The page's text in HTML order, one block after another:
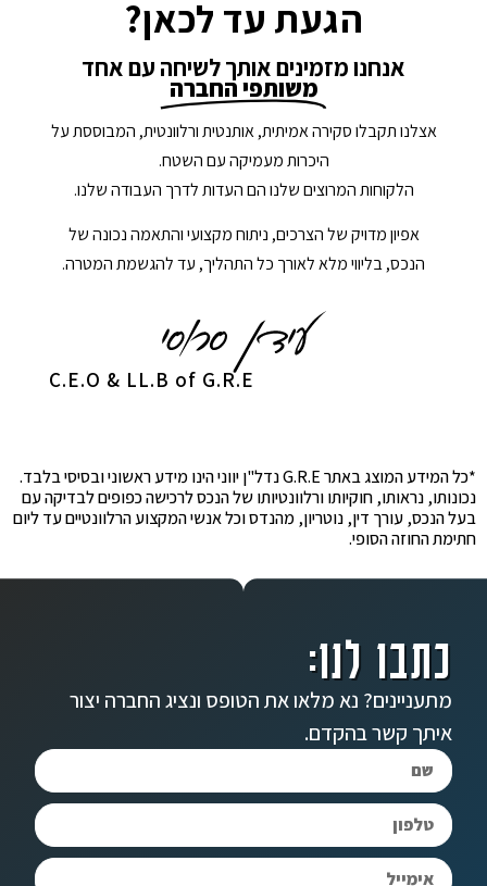
הגעת עד לכאן?
אנחנו מזמינים אותך לשיחה עם אחד
משותפי החברה
אצלנו תקבלו סקירה אמיתית, אותנטית ורלוונטית, המבוססת על
היכרות מעמיקה עם השטח.
הלקוחות המרוצים שלנו הם העדות לדרך העבודה שלנו.
אפיון מדויק של הצרכים, ניתוח מקצועי והתאמה נכונה של
הנכס, בליווי מלא לאורך כל התהליך, עד להגשמת המטרה.
C.E.O & LL.B of G.R.E
*כל המידע המוצג באתר G.R.E נדל"ן יווני הינו מידע ראשוני ובסיסי בלבד.
נכונותו, נראותו, חוקיותו ורלוונטיותו של הנכס לרכישה כפופים לבדיקה עם
בעל הנכס, עורך דין, נוטריון, מהנדס וכל אנשי המקצוע הרלוונטיים עד ליום
חתימת החוזה הסופי.
כתבו לנו:
מתעניינים? נא מלאו את הטופס ונציג החברה יצור
איתך קשר בהקדם.